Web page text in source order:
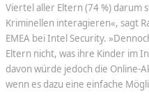
Viertel aller Eltern (74 %) darum
Kriminellen interagieren«, sagt
EMEA bei Intel Security.
Eltern nicht, was ihre Kinder im
davon würde jedoch die Online-
wenn es dazu eine einfache